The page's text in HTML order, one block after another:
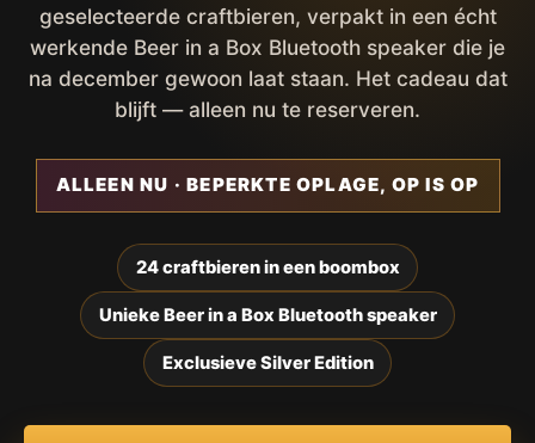
geselecteerde craftbieren, verpakt in een écht
werkende Beer in a Box Bluetooth speaker die je
na december gewoon laat staan. Het cadeau dat
blijft — alleen nu te reserveren.
ALLEEN NU · BEPERKTE OPLAGE, OP IS OP
24 craftbieren in een boombox
Unieke Beer in a Box Bluetooth speaker
Exclusieve Silver Edition